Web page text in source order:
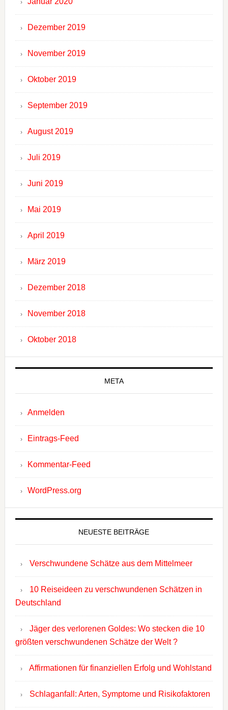
Dezember 2019
November 2019
Oktober 2019
September 2019
August 2019
Juli 2019
Juni 2019
Mai 2019
April 2019
März 2019
Dezember 2018
November 2018
Oktober 2018
META
Anmelden
Eintrags-Feed
Kommentar-Feed
WordPress.org
NEUESTE BEITRÄGE
Verschwundene Schätze aus dem Mittelmeer
10 Reiseideen zu verschwundenen Schätzen in
Deutschland
Jäger des verlorenen Goldes: Wo stecken die 10
größten verschwundenen Schätze der Welt ?
Affirmationen für finanziellen Erfolg und Wohlstand
Schlaganfall: Arten, Symptome und Risikofaktoren